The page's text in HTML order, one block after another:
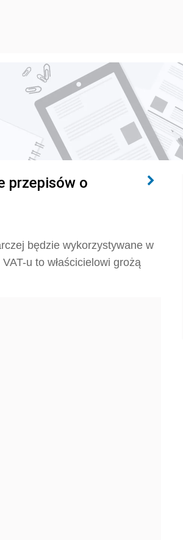
przepisów o
będzie wykorzystywane w
u to właścicielowi grożą